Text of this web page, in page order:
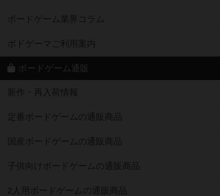
ボードゲーム業界コラム
ボドゲーマご利用案内
ボードゲーム通販
新作・再入荷情報
定番ボードゲームの通販商品
国産ボードゲームの通販商品
子供向けボードゲームの通販商品
2人用ボードゲームの通販商品